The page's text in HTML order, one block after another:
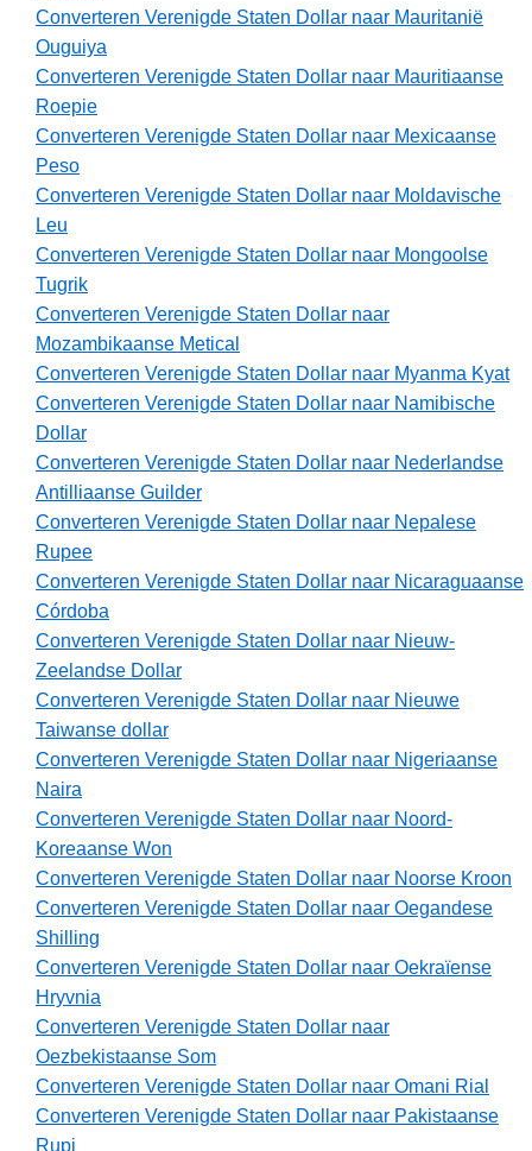
Converteren Verenigde Staten Dollar naar Mauritanië
Ouguiya
Converteren Verenigde Staten Dollar naar Mauritiaanse
Roepie
Converteren Verenigde Staten Dollar naar Mexicaanse
Peso
Converteren Verenigde Staten Dollar naar Moldavische
Leu
Converteren Verenigde Staten Dollar naar Mongoolse
Tugrik
Converteren Verenigde Staten Dollar naar
Mozambikaanse Metical
Converteren Verenigde Staten Dollar naar Myanma Kyat
Converteren Verenigde Staten Dollar naar Namibische
Dollar
Converteren Verenigde Staten Dollar naar Nederlandse
Antilliaanse Guilder
Converteren Verenigde Staten Dollar naar Nepalese
Rupee
Converteren Verenigde Staten Dollar naar Nicaraguaanse
Córdoba
Converteren Verenigde Staten Dollar naar Nieuw-
Zeelandse Dollar
Converteren Verenigde Staten Dollar naar Nieuwe
Taiwanse dollar
Converteren Verenigde Staten Dollar naar Nigeriaanse
Naira
Converteren Verenigde Staten Dollar naar Noord-
Koreaanse Won
Converteren Verenigde Staten Dollar naar Noorse Kroon
Converteren Verenigde Staten Dollar naar Oegandese
Shilling
Converteren Verenigde Staten Dollar naar Oekraïense
Hryvnia
Converteren Verenigde Staten Dollar naar
Oezbekistaanse Som
Converteren Verenigde Staten Dollar naar Omani Rial
Converteren Verenigde Staten Dollar naar Pakistaanse
Rupi